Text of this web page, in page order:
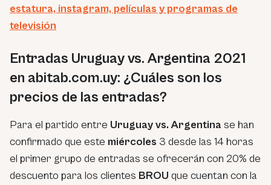
estatura, instagram, películas y programas de
televisión
Entradas Uruguay vs. Argentina 2021
en abitab.com.uy: ¿Cuáles son los
precios de las entradas?
Para el partido entre Uruguay vs. Argentina se han
confirmado que este miércoles 3 desde las 14 horas
el primer grupo de entradas se ofrecerán con 20% de
descuento para los clientes BROU que cuentan con la